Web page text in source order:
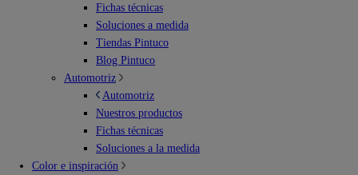
Fichas técnicas
Soluciones a medida
Tiendas Pintuco
Blog Pintuco
Automotriz
Automotriz
Nuestros productos
Fichas técnicas
Soluciones a la medida
Color e inspiración